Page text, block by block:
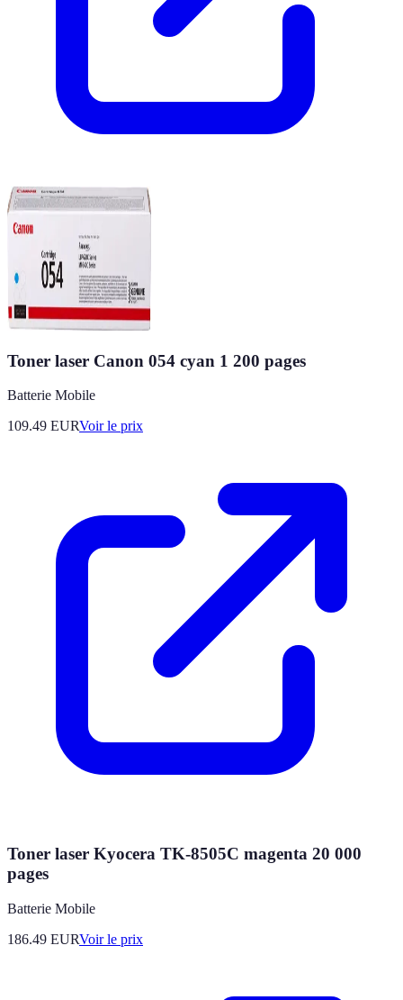
Toner laser Canon 054 cyan 1 200 pages
Batterie Mobile
109.49 EURVoir le prix
Toner laser Kyocera TK-8505C magenta 20 000
pages
Batterie Mobile
186.49 EURVoir le prix